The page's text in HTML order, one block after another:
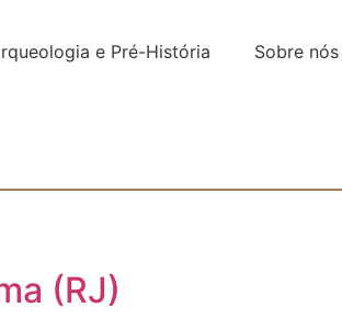
e Pré-História Sobre nós
(RJ)